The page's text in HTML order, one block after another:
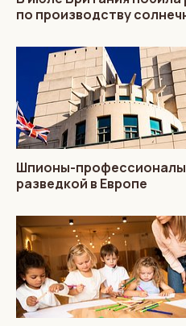
по производству
Шпионы-профессионалы
разведкой в Европе